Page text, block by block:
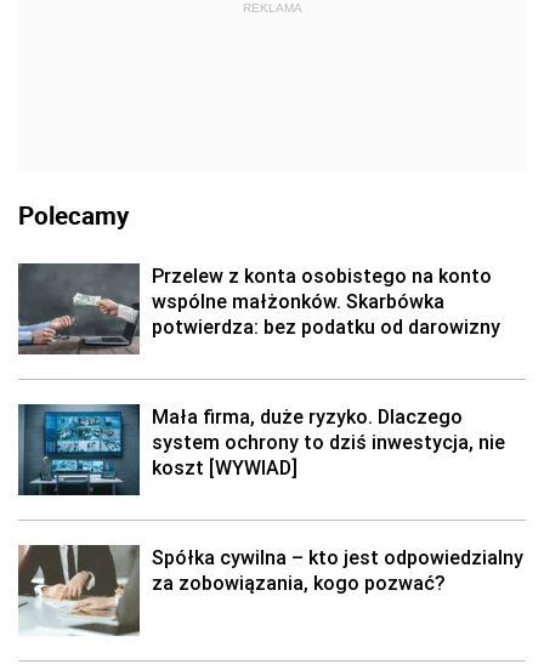
REKLAMA
Polecamy
Przelew z konta osobistego na konto
wspólne małżonków. Skarbówka
potwierdza: bez podatku od darowizny
Mała firma, duże ryzyko. Dlaczego
system ochrony to dziś inwestycja, nie
koszt [WYWIAD]
Spółka cywilna – kto jest odpowiedzialny
za zobowiązania, kogo pozwać?